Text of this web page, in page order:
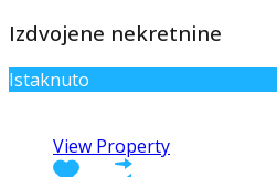
Izdvojene nekretnine
Istaknuto
View Property